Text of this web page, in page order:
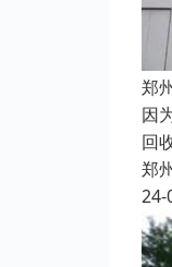
郑
因
回
郑
24-